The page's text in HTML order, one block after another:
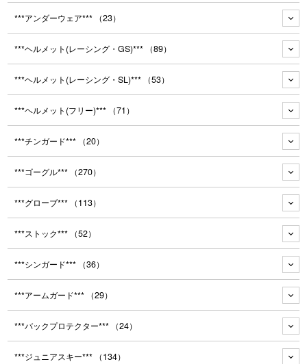
***アンダーウェア*** （23）
***ヘルメット(レーシング・GS)*** （89）
***ヘルメット(レーシング・SL)*** （53）
***ヘルメット(フリー)*** （71）
***チンガード*** （20）
***ゴーグル*** （270）
***グローブ*** （113）
***ストック*** （52）
***シンガード*** （36）
***アームガード*** （29）
***バックプロテクター*** （24）
***ジュニアスキー*** （134）